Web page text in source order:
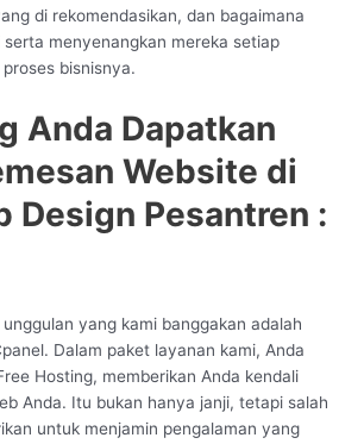
di rekomendasikan, dan bagaimana
serta menyenangkan mereka setiap
bisnisnya.
Anda Dapatkan
Website di
Design Pesantren :
yang kami banggakan adalah
Dalam paket layanan kami, Anda
Hosting, memberikan Anda kendali
Anda. Itu bukan hanya janji, tetapi salah
untuk menjamin pengalaman yang